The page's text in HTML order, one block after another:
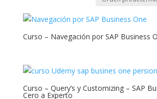
Curso – Navegación por SAP Business
Curso – Query’s y Customizing – SAP
Cero a Experto